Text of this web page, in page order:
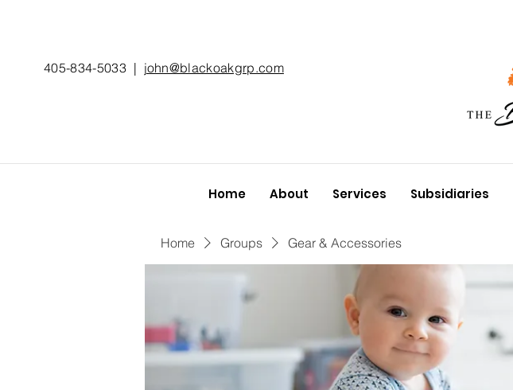
405-834-5033 | john@blackoakgrp.com
Home About Services Subsidiaries
Home Groups Gear & Accessories